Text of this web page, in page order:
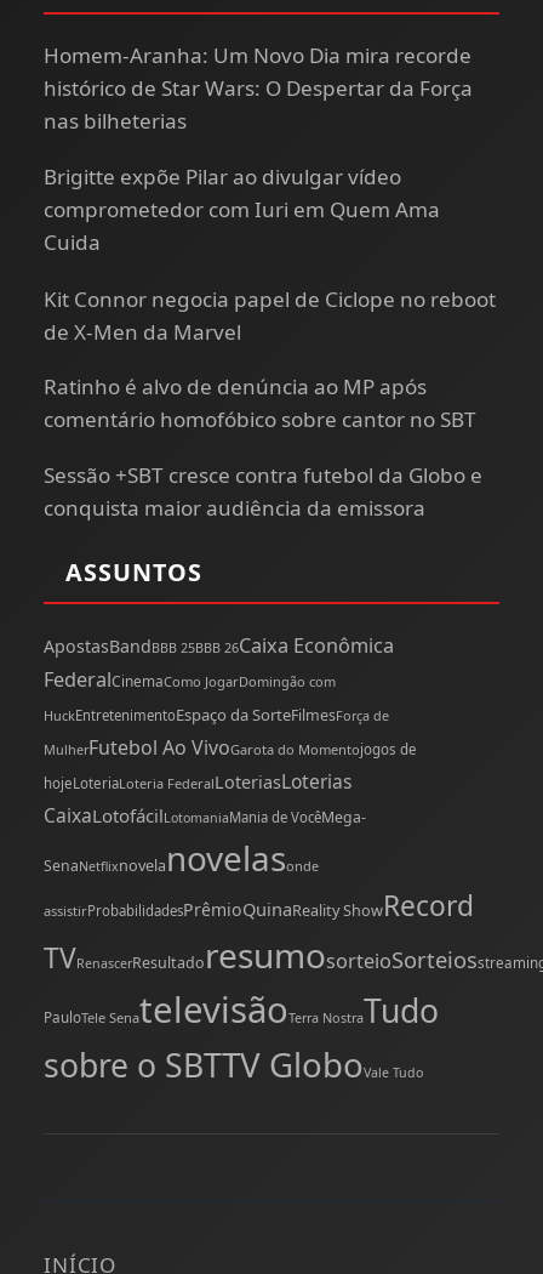
Homem-Aranha: Um Novo Dia mira recorde
histórico de Star Wars: O Despertar da Força
nas bilheterias
Brigitte expõe Pilar ao divulgar vídeo
comprometedor com Iuri em Quem Ama
Cuida
Kit Connor negocia papel de Ciclope no reboot
de X-Men da Marvel
Ratinho é alvo de denúncia ao MP após
comentário homofóbico sobre cantor no SBT
Sessão +SBT cresce contra futebol da Globo e
conquista maior audiência da emissora
ASSUNTOS
ApostasBandBBB 25BBB 26Caixa Econômica
FederalCinemaComo JogarDomingão com
HuckEntretenimentoEspaço da SorteFilmesForça de
MulherFutebol Ao VivoGarota do Momentojogos de
hojeLoteriaLoteria FederalLoteriasLoterias
CaixaLotofácilLotomaniaMania de VocêMega-
SenaNetflixnovelanovelasonde
assistirProbabilidadesPrêmioQuinaReality ShowRecord
TVRenascerResultadoresumosorteioSorteios
PauloTele SenatelevisãoTerra NostraTudo
sobre o SBTTV GloboVale Tudo
INÍCIO